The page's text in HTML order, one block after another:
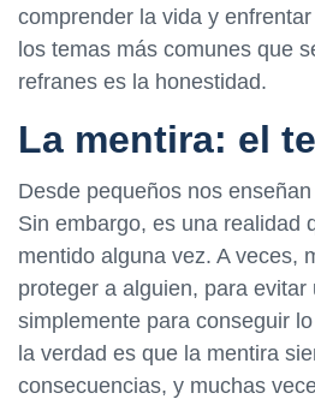
comprender la vida y
los temas más comunes que
refranes es la honestidad.
La mentira: el
Desde pequeños nos
Sin embargo, es una realidad
mentido alguna vez. A veces,
proteger a alguien, para evitar
simplemente para conseguir
la verdad es que la mentira
consecuencias, y muchas